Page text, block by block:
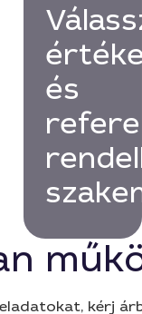
Válassz
és
kérj